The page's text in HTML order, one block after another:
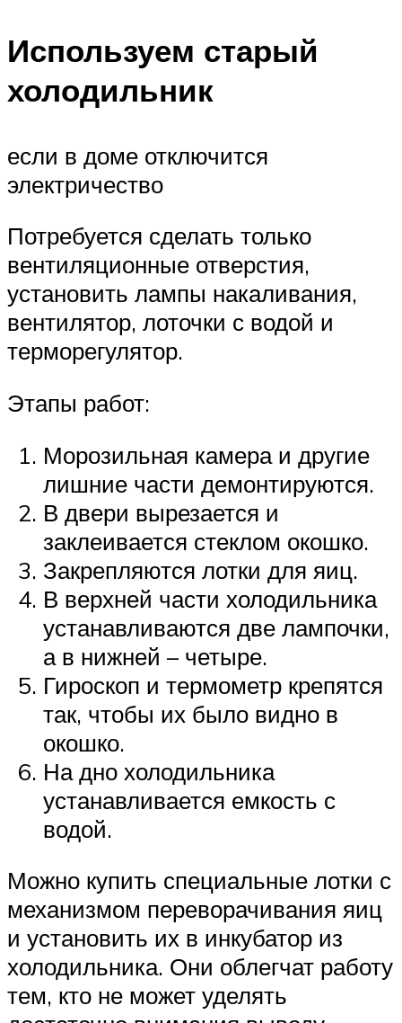
Используем старый
холодильник
если в доме отключится
электричество
Потребуется сделать только
вентиляционные отверстия,
установить лампы накаливания,
вентилятор, лоточки с водой и
терморегулятор.
Этапы работ:
Морозильная камера и другие
лишние части демонтируются.
В двери вырезается и
заклеивается стеклом окошко.
Закрепляются лотки для яиц.
В верхней части холодильника
устанавливаются две лампочки,
а в нижней – четыре.
Гироскоп и термометр крепятся
так, чтобы их было видно в
окошко.
На дно холодильника
устанавливается емкость с
водой.
Можно купить специальные лотки с
механизмом переворачивания яиц
и установить их в инкубатор из
холодильника. Они облегчат работу
тем, кто не может уделять